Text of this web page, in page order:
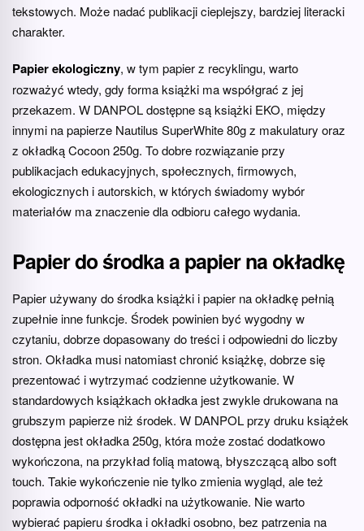
tekstowych. Może nadać publikacji cieplejszy, bardziej literacki
charakter.
Papier ekologiczny, w tym papier z recyklingu, warto
rozważyć wtedy, gdy forma książki ma współgrać z jej
przekazem. W DANPOL dostępne są książki EKO, między
innymi na papierze Nautilus SuperWhite 80g z makulatury oraz
z okładką Cocoon 250g. To dobre rozwiązanie przy
publikacjach edukacyjnych, społecznych, firmowych,
ekologicznych i autorskich, w których świadomy wybór
materiałów ma znaczenie dla odbioru całego wydania.
Papier do środka a papier na okładkę
Papier używany do środka książki i papier na okładkę pełnią
zupełnie inne funkcje. Środek powinien być wygodny w
czytaniu, dobrze dopasowany do treści i odpowiedni do liczby
stron. Okładka musi natomiast chronić książkę, dobrze się
prezentować i wytrzymać codzienne użytkowanie. W
standardowych książkach okładka jest zwykle drukowana na
grubszym papierze niż środek. W DANPOL przy druku książek
dostępna jest okładka 250g, która może zostać dodatkowo
wykończona, na przykład folią matową, błyszczącą albo soft
touch. Takie wykończenie nie tylko zmienia wygląd, ale też
poprawia odporność okładki na użytkowanie. Nie warto
wybierać papieru środka i okładki osobno, bez patrzenia na